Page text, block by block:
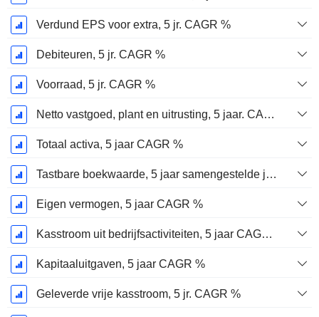
Verdund EPS voor extra, 5 jr. CAGR %
Debiteuren, 5 jr. CAGR %
Voorraad, 5 jr. CAGR %
Netto vastgoed, plant en uitrusting, 5 jaar. CAGR %
Totaal activa, 5 jaar CAGR %
Tastbare boekwaarde, 5 jaar samengestelde jaarlijkse groeivoet %
Eigen vermogen, 5 jaar CAGR %
Kasstroom uit bedrijfsactiviteiten, 5 jaar CAGR %
Kapitaaluitgaven, 5 jaar CAGR %
Geleverde vrije kasstroom, 5 jr. CAGR %